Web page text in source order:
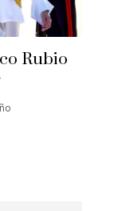
Rubio